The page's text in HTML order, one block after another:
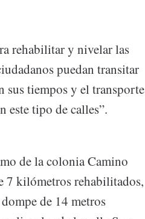
rehabilitar y nivelar las
puedan transitar
sus tiempos y el transporte
este tipo de calles”.
de la colonia Camino
7 kilómetros rehabilitados,
de 14 metros